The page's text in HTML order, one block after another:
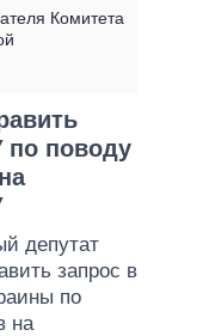
Комитета
по поводу
депутат
запрос в
по
на